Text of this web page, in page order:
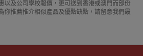
以及公司學校報價，更可送到香港或澳門而部份
你推薦推介相似產品及優點缺點，請留意我們最